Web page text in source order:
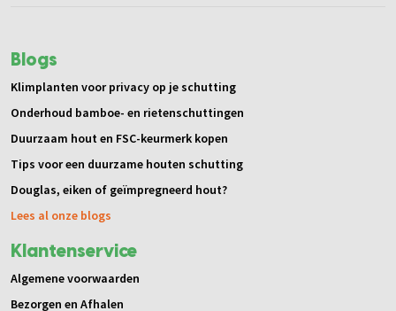
Blogs
Klimplanten voor privacy op je schutting
Onderhoud bamboe- en rietenschuttingen
Duurzaam hout en FSC-keurmerk kopen
Tips voor een duurzame houten schutting
Douglas, eiken of geïmpregneerd hout?
Lees al onze blogs
Klantenservice
Algemene voorwaarden
Bezorgen en Afhalen